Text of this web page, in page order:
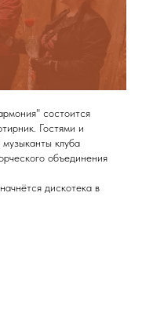
состоится
Гостями и
клуба
объединения
дискотека в